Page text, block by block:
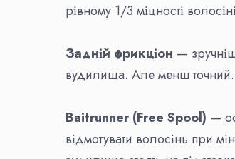
рівному 1/3 міцності
Задній фрикціон —
вудилища. Але менш точний.
Baitrunner (Free Spool) —
відмотувати волосінь при